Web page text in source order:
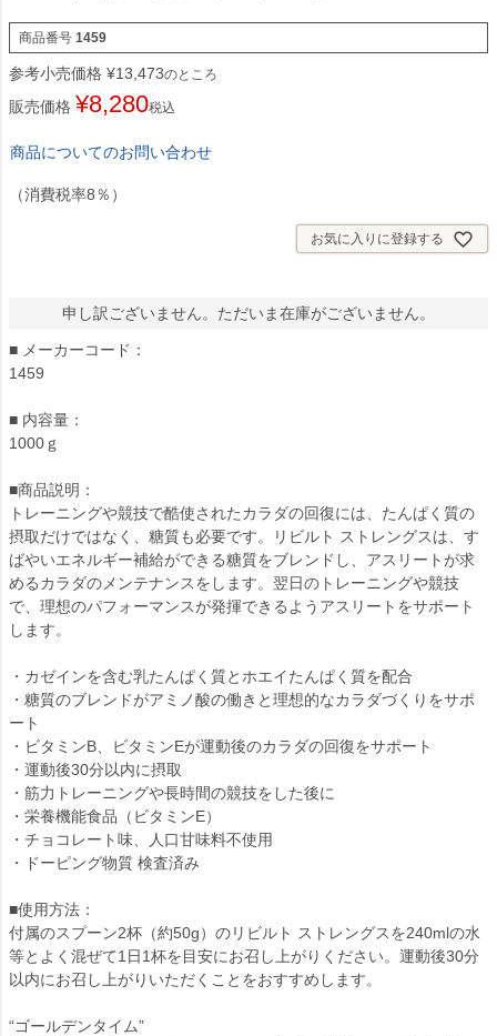
商品番号 1459
参考小売価格 ¥13,473のところ
販売価格 ¥8,280税込
商品についてのお問い合わせ
（消費税率8％）
お気に入りに登録する
申し訳ございません。ただいま在庫がございません。
■ メーカーコード：
1459
■ 内容量：
1000ｇ
■商品説明：
トレーニングや競技で酷使されたカラダの回復には、たんぱく質の
摂取だけではなく、糖質も必要です。リビルト ストレングスは、す
ばやいエネルギー補給ができる糖質をブレンドし、アスリートが求
めるカラダのメンテナンスをします。翌日のトレーニングや競技
で、理想のパフォーマンスが発揮できるようアスリートをサポート
します。
・カゼインを含む乳たんぱく質とホエイたんぱく質を配合
・糖質のブレンドがアミノ酸の働きと理想的なカラダづくりをサポ
ート
・ビタミンB、ビタミンEが運動後のカラダの回復をサポート
・運動後30分以内に摂取
・筋力トレーニングや長時間の競技をした後に
・栄養機能食品（ビタミンE）
・チョコレート味、人口甘味料不使用
・ドーピング物質 検査済み
■使用方法：
付属のスプーン2杯（約50g）のリビルト ストレングスを240mlの水
等とよく混ぜて1日1杯を目安にお召し上がりください。運動後30分
以内にお召し上がりいただくことをおすすめします。
“ゴールデンタイム”